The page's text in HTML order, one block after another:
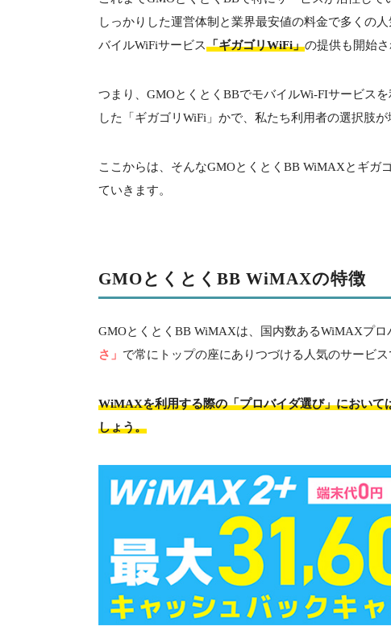
しっかりした運営体制と業界最安値の料金で多くの
バイルWiFiサービス「ギガゴリWiFi」の提供も開始さ
つまり、GMOとくとくBBでモバイルWi-FIサービス
した「ギガゴリWiFi」かで、私たち利用者の選択肢
ここからは、そんなGMOとくとくBB WiMAXとギガ
ていきます。
GMOとくとくBB WiMAXの特徴
GMOとくとくBB WiMAXは、国内数あるWiMAXプロ
さ」 で常にトップの座にありつづける人気のサービス
WiMAXを利用する際の「プロバイダ選び」におい
しょう。